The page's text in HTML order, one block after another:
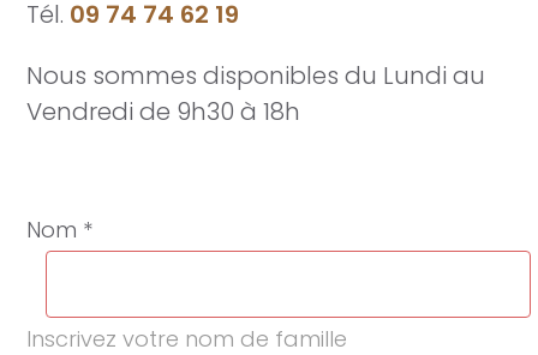
Tél. 09 74 74 62 19
Nous sommes disponibles du Lundi au
Vendredi de 9h30 à 18h
Nom *
Inscrivez votre nom de famille